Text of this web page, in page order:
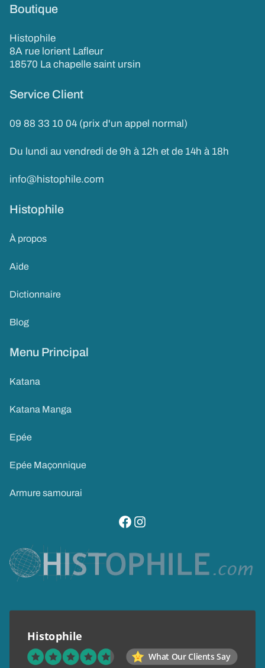
Boutique
Histophile
8A rue lorient Lafleur
18570 La chapelle saint ursin
Service Client
09 88 33 10 04 (prix d'un appel normal)
Du lundi au vendredi de 9h à 12h et de 14h à 18h
info@histophile.com
Histophile
À propos
Aide
Dictionnaire
Blog
Menu Principal
Katana
Katana Manga
Epée
Epée Maçonnique
Armure samourai
visitez notre page facebook
suivez notre compte instagram
Histophile
What Our Clients Say